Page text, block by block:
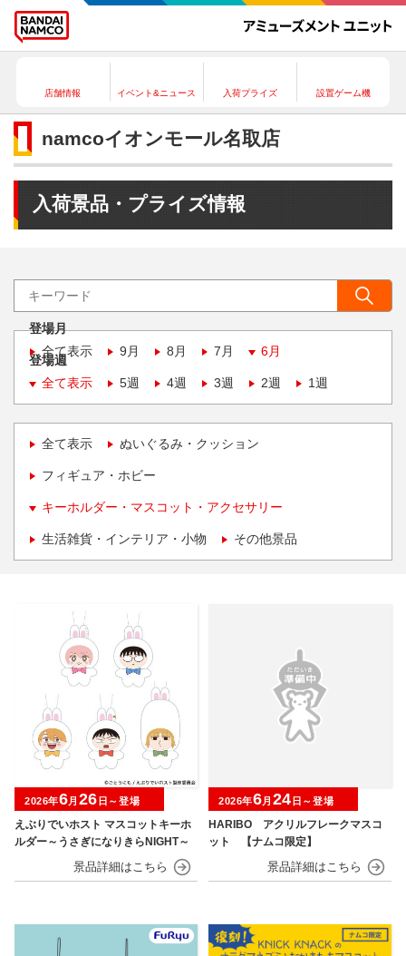
店舗情報 イベント&ニュース 入荷プライズ 設置ゲーム機
namcoイオンモール名取店
入荷景品・プライズ情報
登場月
全て表示
9月 8月 7月 6月
登場週
全て表示
5週 4週 3週 2週 1週
全て表示 ぬいぐるみ・クッション
フィギュア・ホビー
キーホルダー・マスコット・アクセサリー
生活雑貨・インテリア・小物 その他景品
えぶりでいホスト マスコットキーホ
ルダー～うさぎになりきらNIGHT～
2026年6月 26 日～登場
HARIBO アクリルフレークマスコ
ット 【ナムコ限定】
2026年6月 24 日～登場